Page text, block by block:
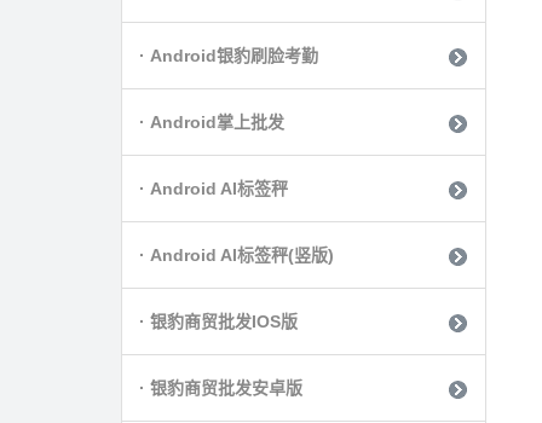
· Android银豹刷脸考勤
· Android掌上批发
· Android AI标签秤
· Android AI标签秤(竖版)
· 银豹商贸批发IOS版
· 银豹商贸批发安卓版